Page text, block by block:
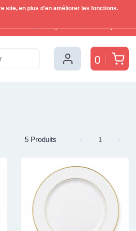
0
5 Produits Page
1
site, en plus d'en améliorer les fonctions.